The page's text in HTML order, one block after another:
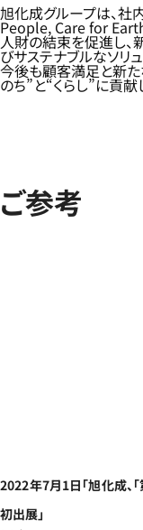
旭化成グループは、社
People, Care for
人財の結束を促進し
びサステナブルなソリ
今後も顧客満足と新
のち”と“くらし”に貢献
ご参考
2022年7月1日「旭化成、
初出展」